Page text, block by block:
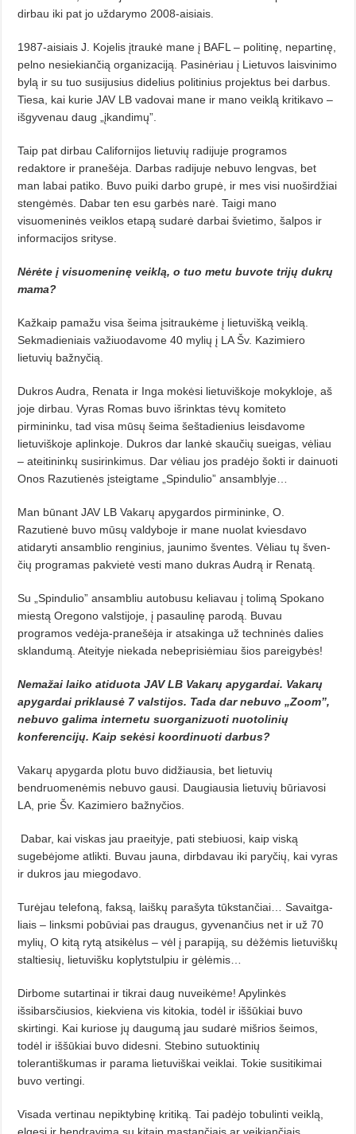
dirbau iki pat jo uždarymo 2008-aisiais.
1987-aisiais J. Kojelis įtraukė ma­ne į BAFL – politinę, nepartinę,
pelno nesiekiančią organizaciją. Pasinė­riau į Lietuvos laisvinimo
bylą ir su tuo susijusius didelius politinius projektus bei darbus.
Tiesa, kai kurie JAV LB vadovai mane ir mano veiklą kritikavo –
išgyvenau daug „įkandi­mų”.
Taip pat dirbau Californijos lie­tu­vių radijuje programos
redaktore ir pranešėja. Darbas radijuje nebuvo lengvas, bet
man labai patiko. Buvo puiki darbo grupė, ir mes visi nuo­šir­džiai
stengėmės. Dabar ten esu gar­bės narė. Taigi mano
visuomeninės veiklos etapą sudarė darbai švietimo, šalpos ir
informacijos srityse.
Nėrėte į visuomeninę veiklą, o tuo metu buvote trijų dukrų
ma­ma?
Kažkaip pamažu visa šeima įsitraukėme į lietuvišką veiklą.
Sekma­dieniais važiuodavome 40 mylių į LA Šv. Kazimiero
lietuvių bažnyčią.
Dukros Audra, Renata ir Inga mo­­kėsi lietuviškoje mokykloje, aš
joje dirbau. Vyras Romas buvo išrinktas tėvų komiteto
pirmininku, tad vi­sa mūsų šeima šeštadienius leisda­vo­me
lietuviškoje aplinkoje. Dukros dar lankė skaučių sueigas, vėliau
– ateitininkų susirinkimus. Dar vėliau jos pradėjo šokti ir dainuoti
Onos Razu­tienės įsteigtame „Spindulio” ansamblyje…
Man būnant JAV LB Vakarų apygardos pirmininke, O.
Razutienė bu­vo mūsų valdyboje ir mane nuolat kviesdavo
atidaryti ansamblio rengi­nius, jaunimo šventes. Vėliau tų šven­­
čių programas pakvietė vesti mano dukras Audrą ir Renatą.
Su „Spindulio” ansambliu autobusu keliavau į tolimą Spokano
mies­tą Oregono valstijoje, į pasaulinę parodą. Buvau
programos vedėja-prane­šėja ir atsakinga už techninės dalies
sklandumą. Ateityje niekada nebe­pri­siėmiau šios pareigybės!
Nemažai laiko atiduota JAV LB Vakarų apygardai. Vakarų
apygardai priklausė 7 valstijos. Tada dar nebuvo „Zoom”,
nebuvo galima internetu suorganizuoti nuotolinių
konferencijų. Kaip sekėsi koordinuoti darbus?
Vakarų apygarda plotu buvo di­džiausia, bet lietuvių
bendruomenė­mis nebuvo gausi. Daugiausia lietuvių būriavosi
LA, prie Šv. Kazimiero bažnyčios.
Dabar, kai viskas jau praeityje, pati stebiuosi, kaip viską
sugebėjome atlikti. Buvau jauna, dirbdavau iki pa­ryčių, kai vyras
ir dukros jau mie­godavo.
Turėjau telefoną, faksą, laiš­kų parašyta tūkstančiai… Savaitga­
liais – linksmi pobūviai pas draugus, gyvenančius net ir už 70
mylių, O kitą rytą atsikėlus – vėl į parapiją, su dė­žėmis lietuviškų
staltiesių, lietuviš­ku koplytstulpiu ir gėlėmis…
Dirbome sutartinai ir tikrai daug nuveikėme! Apylinkės
išsibarsčiusios, kiekviena vis kitokia, todėl ir iššūkiai buvo
skirtingi. Kai kuriose jų daugumą jau sudarė mišrios šei­mos,
todėl ir iššūkiai buvo didesni. Stebino sutuoktinių
tolerantiškumas ir parama lietuviškai veiklai. Tokie susitikimai
buvo vertingi.
Visada vertinau nepiktybinę kritiką. Tai padėjo tobulinti veiklą,
el­gesį ir bendravimą su kitaip mąstančiais ar veikiančiais.